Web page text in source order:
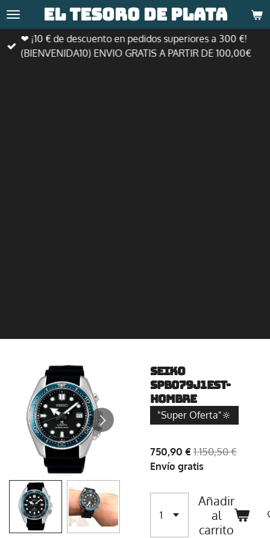
Ir
al
contenido
principal
El tesoro de plata
❤ ¡10 € de descuento en pedidos superiores a 300 €!
(BIENVENIDA10) ENVIO GRATIS A PARTIR DE 100,00€
Seiko
SPB079J1EST-
Hombre
"Super Oferta"🔆
750,90 €1.150,50 €
Envío gratis
Añadir
al
carrito